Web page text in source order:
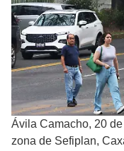
Ávila Camacho, 20
zona de Sefiplan,